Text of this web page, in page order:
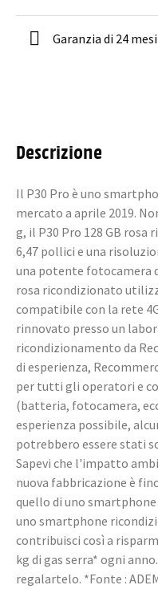
Garanzia di 24 mesi
Descrizione
Il P30 Pro è uno
mercato a aprile 2019.
g, il P30 Pro 128 GB rosa
6,47 pollici e una
una potente fotocamera
rosa ricondizionato
compatibile con la rete
rinnovato presso un
ricondizionamento da
di esperienza,
per tutti gli operatori e
(batteria, fotocamera,
esperienza possibile,
potrebbero essere stati
Sapevi che l'impatto
nuova fabbricazione è
quello di uno
uno smartphone
contribuisci così a
kg di gas serra* ogni
regalartelo. *Fonte :